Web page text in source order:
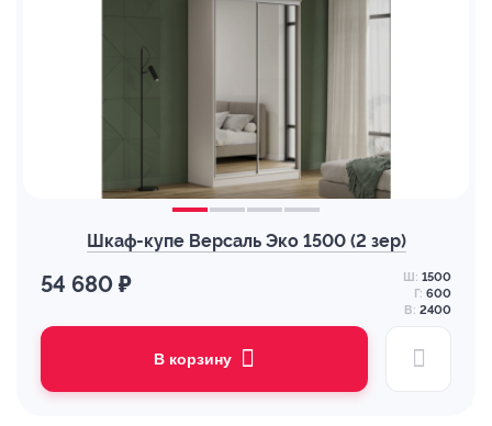
Шкаф-купе Версаль Эко 1500 (2 зер)
54 680 ₽ Ш: 1500
Г: 600
В: 2400
В корзину